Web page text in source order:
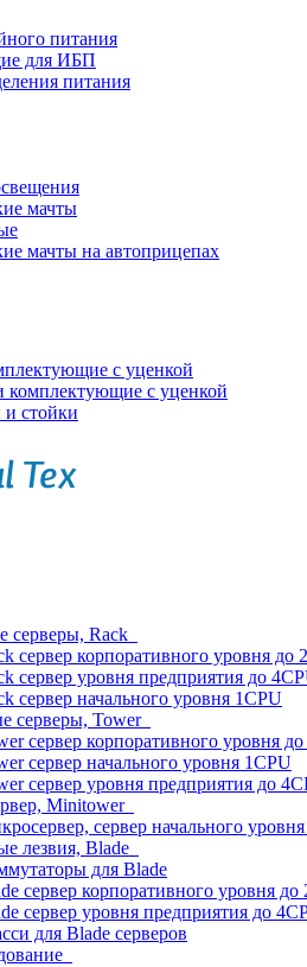
питания
для ИБП
питания
мачты
мачты на автоприцепах
с уценкой
с уценкой
стойки
серверы, Rack
сервер корпоративного уровня до
сервер уровня предприятия до
сервер начального уровня 1CPU
серверы, Tower
сервер корпоративного уровня
сервер начального уровня 1CPU
сервер уровня предприятия до
Minitower
сервер начального
лезвия, Blade
для Blade
сервер корпоративного уровня до
сервер уровня предприятия до
для Blade серверов